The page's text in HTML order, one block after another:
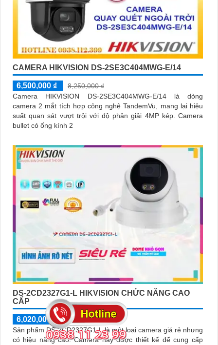
CAMERA HIKVISION DS-2SE3C404MWG-E/14
6,500,000 ₫
8,250,000 ₫
Camera HIKVISION DS-2SE3C404MWG-E/14 là dòng
camera 2 mắt tích hợp công nghệ TandemVu, mang lại hiệu
suất quan sát vượt trội với độ phân giải 4MP kép. Camera
bullet có ống kính 2
DS-2CD2327G1-L HIKVISION CHỨC NĂNG CAO
CẤP
6,020,000 ₫
6,020,000 ₫
Sản phẩm DS-2CD2327G1-L là một loại camera giá rẻ nhưng
có hiệu năng cao. Camera này được thiết kế để cung cấp